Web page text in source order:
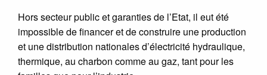
Hors secteur public et garanties de l’Etat, il eut été
impossible de financer et de construire une production
et une distribution nationales d’électricité hydraulique,
thermique, au charbon comme au gaz, tant pour les